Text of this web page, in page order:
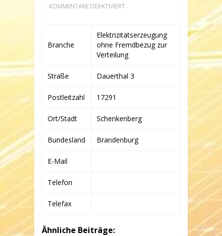
KOMMENTARE DEAKTIVIERTFÜR
FLÄMING
IV
GMBH
&
KG
Branche
Elektrizitätserzeugung
ohne Fremdbezug zur
Verteilung
Straße Dauerthal 3
Postleitzahl 17291
Ort/Stadt Schenkenberg
Bundesland Brandenburg
E-Mail
Telefon
Telefax
Ähnliche Beiträge: